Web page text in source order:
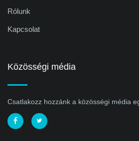
Rólunk
Kapcsolat
Közösségi média
Csatlakozz hozzánk a közösségi média